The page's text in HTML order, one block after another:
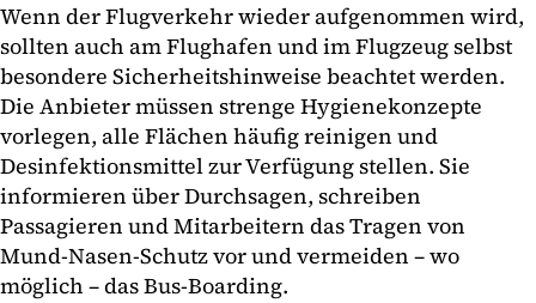
Wenn der Flugverkehr wieder aufgenommen wird,
sollten auch am Flughafen und im Flugzeug selbst
besondere Sicherheitshinweise beachtet werden.
Die Anbieter müssen strenge Hygienekonzepte
vorlegen, alle Flächen häufig reinigen und
Desinfektionsmittel zur Verfügung stellen. Sie
informieren über Durchsagen, schreiben
Passagieren und Mitarbeitern das Tragen von
Mund-Nasen-Schutz vor und vermeiden – wo
möglich – das Bus-Boarding.